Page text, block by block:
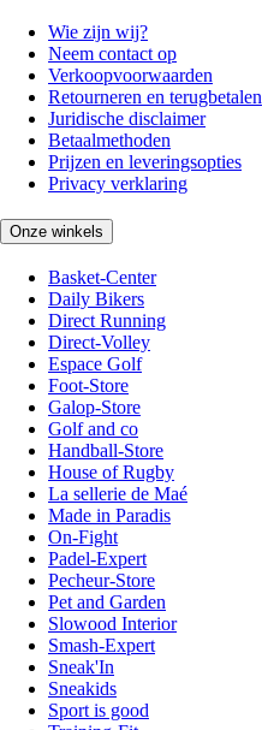
Wie zijn wij?
Neem contact op
Verkoopvoorwaarden
Retourneren en terugbetalen
Juridische disclaimer
Betaalmethoden
Prijzen en leveringsopties
Privacy verklaring
Onze winkels
Basket-Center
Daily Bikers
Direct Running
Direct-Volley
Espace Golf
Foot-Store
Galop-Store
Golf and co
Handball-Store
House of Rugby
La sellerie de Maé
Made in Paradis
On-Fight
Padel-Expert
Pecheur-Store
Pet and Garden
Slowood Interior
Smash-Expert
Sneak'In
Sneakids
Sport is good